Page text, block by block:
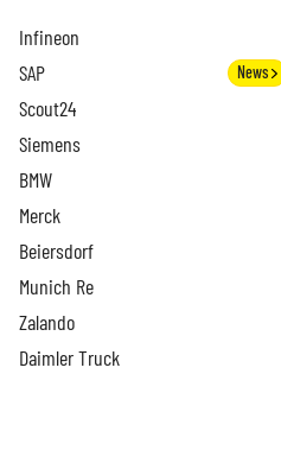
Infineon
SAP News
Scout24
Siemens
BMW
Merck
Beiersdorf
Munich Re
Zalando
Daimler Truck